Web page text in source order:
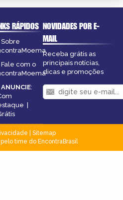
RÁPIDOS
Sobre
Fale com o
ANUNCIE:
NOVIDADES POR E-
MAIL
Receba grátis as
principais notícias,
dicas e promoções
Sitemap
pelo time do EncontraBrasil